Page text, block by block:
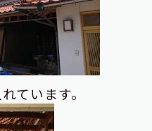
ています。